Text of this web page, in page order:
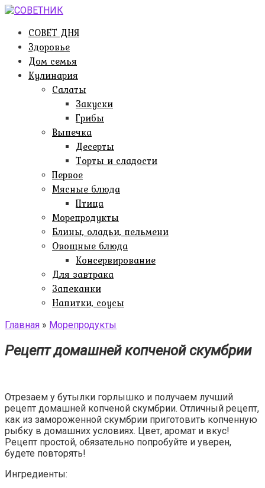
Перейти
контентуСОВЕТ ДНЯ
Здоровье
Дом семья
Кулинария
Салаты
Закуски
Грибы
Выпечка
Десерты
Торты и сладости
Первое
Мясные блюда
Птица
Морепродукты
Блины, оладьи, пельмени
Овощные блюда
Консервирование
Для завтрака
Запеканки
Напитки, соусы
Главная » Морепродукты
Рецепт домашней копченой скумбрии
Отрезаем у бутылки горлышко и получаем лучший
рецепт домашней копченой скумбрии. Отличный рецепт,
как из замороженной скумбрии приготовить копченную
рыбку в домашних условиях. Цвет, аромат и вкус!
Рецепт простой, обязательно попробуйте и уверен,
будете повторять!
Ингредиенты: